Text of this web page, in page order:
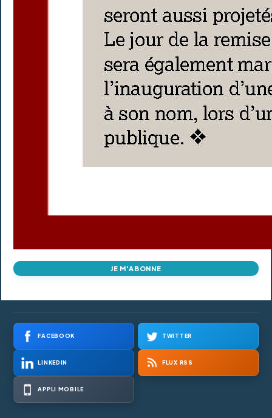
JE M'ABONNE
FACEBOOK TWITTER
LINKEDIN FLUX RSS
APPLI MOBILE